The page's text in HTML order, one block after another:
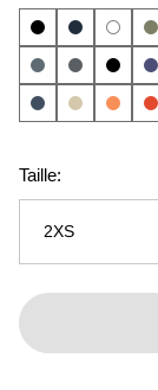
Taille:
2XS
XS